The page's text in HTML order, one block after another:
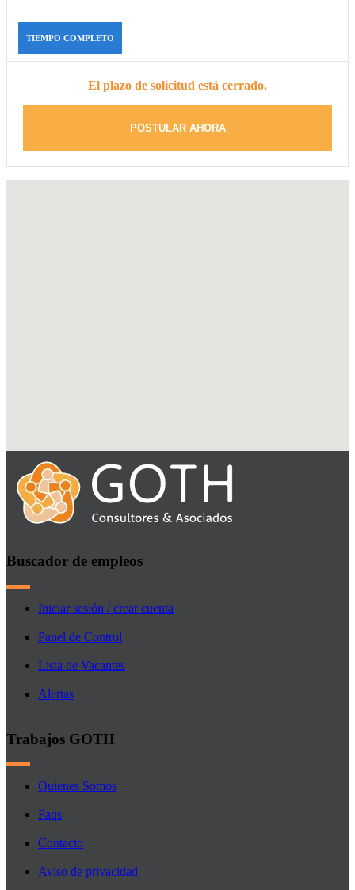
TIEMPO COMPLETO
El plazo de solicitud está cerrado.
POSTULAR AHORA
Buscador de empleos
Iniciar sesión / crear cuenta
Panel de Control
Lista de Vacantes
Alertas
Trabajos GOTH
Quienes Somos
Faqs
Contacto
Aviso de privacidad